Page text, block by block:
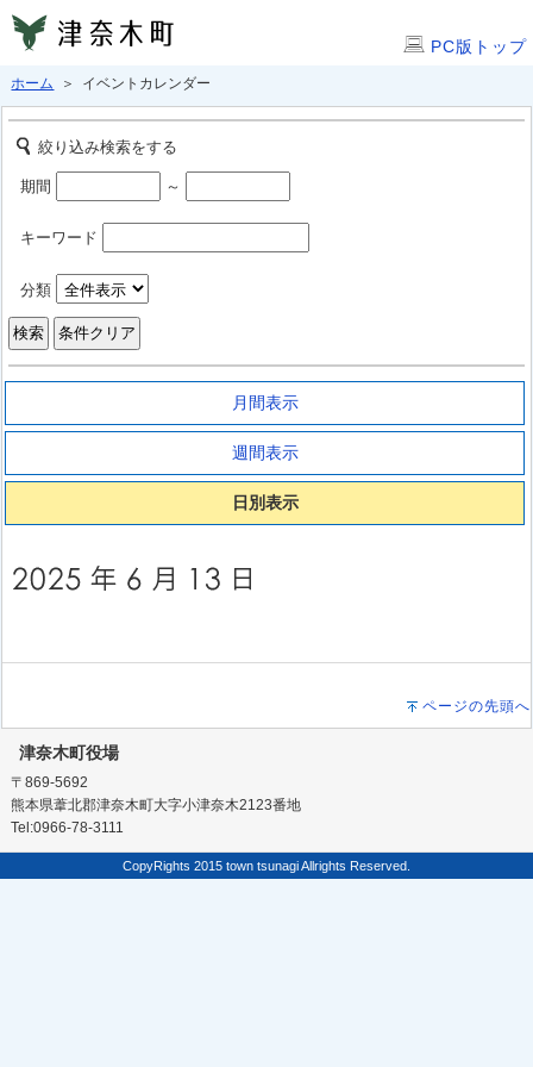
PC版トップ
ホーム ＞ イベントカレンダー
絞り込み検索をする
期間 ～
キーワード
分類
月間表示
週間表示
日別表示
ページの先頭へ
津奈木町役場
〒869-5692
熊本県葦北郡津奈木町大字小津奈木2123番地
Tel:0966-78-3111
CopyRights 2015 town tsunagi Allrights Reserved.